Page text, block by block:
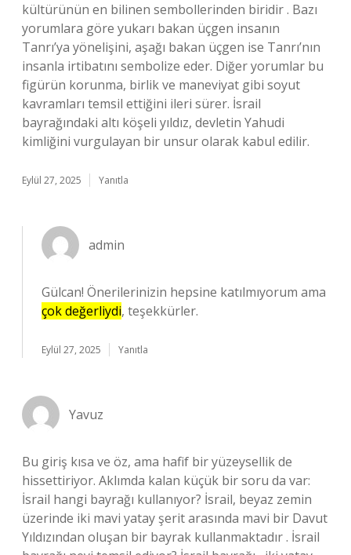
kültürünün en bilinen sembollerinden biridir . Bazı
yorumlara göre yukarı bakan üçgen insanın
Tanrı’ya yönelişini, aşağı bakan üçgen ise Tanrı’nın
insanla irtibatını sembolize eder. Diğer yorumlar bu
figürün korunma, birlik ve maneviyat gibi soyut
kavramları temsil ettiğini ileri sürer. İsrail
bayrağındaki altı köşeli yıldız, devletin Yahudi
kimliğini vurgulayan bir unsur olarak kabul edilir.
Eylül 27, 2025 Yanıtla
admin
Gülcan! Önerilerinizin hepsine katılmıyorum ama
çok değerliydi, teşekkürler.
Eylül 27, 2025 Yanıtla
Yavuz
Bu giriş kısa ve öz, ama hafif bir yüzeysellik de
hissettiriyor. Aklımda kalan küçük bir soru da var:
İsrail hangi bayrağı kullanıyor? İsrail, beyaz zemin
üzerinde iki mavi yatay şerit arasında mavi bir Davut
Yıldızından oluşan bir bayrak kullanmaktadır . İsrail